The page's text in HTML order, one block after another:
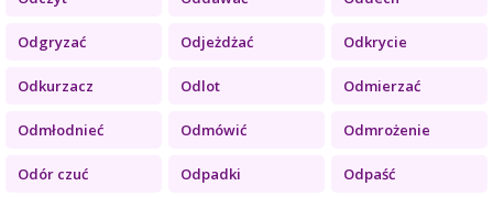
Odgryzać Odjeżdżać Odkrycie
Odkurzacz Odlot Odmierzać
Odmłodnieć Odmówić Odmrożenie
Odór czuć Odpadki Odpaść